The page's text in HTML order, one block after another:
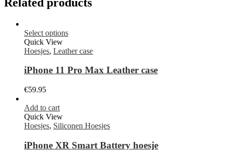
Select options
Quick View
Hoesjes, Leather case
iPhone 11 Pro Max Leather case
€59.95
Add to cart
Quick View
Hoesjes, Siliconen Hoesjes
iPhone XR Smart Battery hoesje